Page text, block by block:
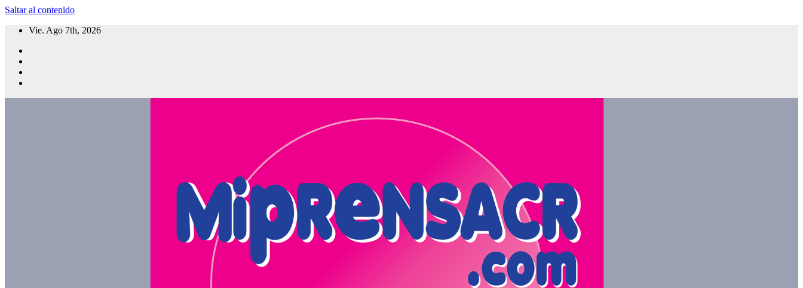
Saltar al contenido
Vie. Ago 7th, 2026